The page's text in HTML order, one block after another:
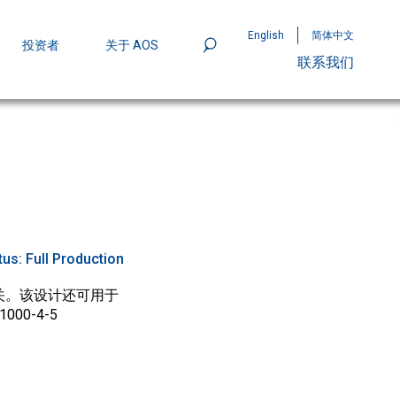
投资者 关于 AOS
English 简体中文
联系我们
封装：MOSFET 功率密度实现
Full Production
。该设计还可用于
4-5